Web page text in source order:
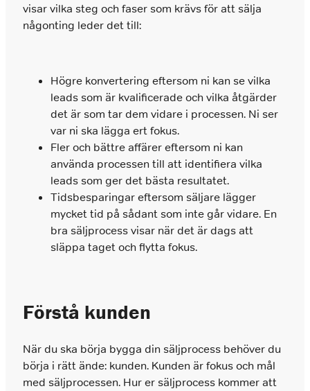
visar vilka steg och faser som krävs för att sälja
någonting leder det till:
Högre konvertering eftersom ni kan se vilka
leads som är kvalificerade och vilka åtgärder
det är som tar dem vidare i processen. Ni ser
var ni ska lägga ert fokus.
Fler och bättre affärer eftersom ni kan
använda processen till att identifiera vilka
leads som ger det bästa resultatet.
Tidsbesparingar eftersom säljare lägger
mycket tid på sådant som inte går vidare. En
bra säljprocess visar när det är dags att
släppa taget och flytta fokus.
Förstå kunden
När du ska börja bygga din säljprocess behöver du
börja i rätt ände: kunden. Kunden är fokus och mål
med säljprocessen. Hur er säljprocess kommer att